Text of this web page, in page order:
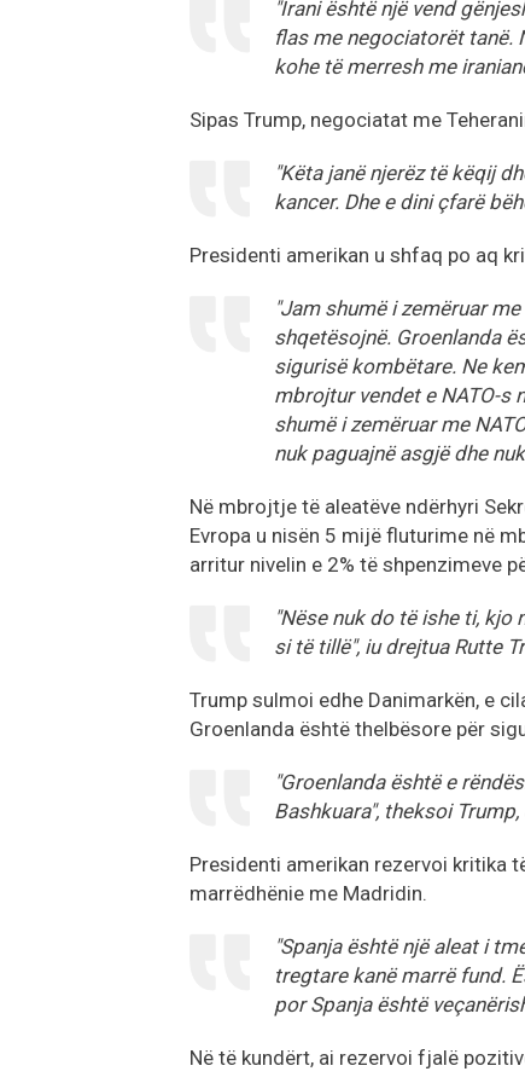
"Irani është një vend
flas me negociatorët tanë.
kohe të merresh me
Sipas Trump, negociatat me
"Këta janë njerëz të këqij
kancer. Dhe e dini çfarë
Presidenti amerikan u shfaq po aq
"Jam shumë i zemëruar
shqetësojnë. Groenlanda
sigurisë kombëtare. Ne
mbrojtur vendet e NATO-s
shumë i zemëruar me
nuk paguajnë asgjë dhe
Në mbrojtje të aleatëve ndërhyri
Evropa u nisën 5 mijë fluturime në
arritur nivelin e 2% të shpenzimeve
"Nëse nuk do të ishe ti, kjo
si të tillë", iu drejtua Rutte
Trump sulmoi edhe Danimarkën, e
Groenlanda është thelbësore për
"Groenlanda është e
Bashkuara", theksoi
Presidenti amerikan rezervoi kritika
marrëdhënie me Madridin.
"Spanja është një aleat i
tregtare kanë marrë fund.
por Spanja është
Në të kundërt, ai rezervoi fjalë